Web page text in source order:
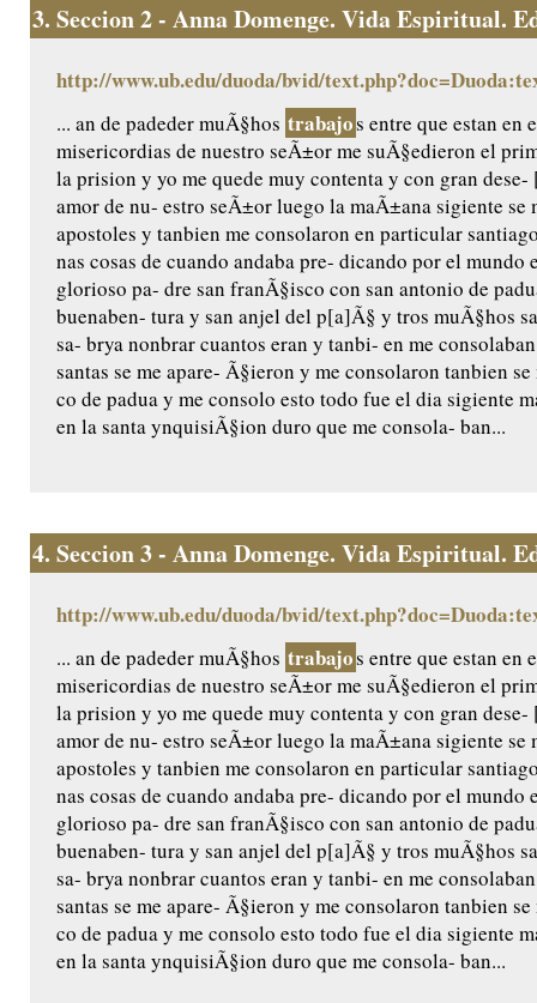
3. Seccion 2 - Anna Domenge. Vida Espiritual.
http://www.ub.edu/duoda/bvid/
... an de padeder muÃ§hos trabajos entre que estan en
misericordias de nuestro seÃ±or me suÃ§edieron el
la prision y yo me quede muy contenta y con gran
amor de nu- estro seÃ±or luego la maÃ±ana sigiente se
apostoles y tanbien me consolaron en particular
nas cosas de cuando andaba pre- dicando por el mundo
glorioso pa- dre san franÃ§isco con san antonio de
buenaben- tura y san anjel del p[a]Ã§ y tros muÃ§hos
sa- brya nonbrar cuantos eran y tanbi- en me
santas se me apare- Ã§ieron y me consolaron tanbien
co de padua y me consolo esto todo fue el dia sigiente
en la santa ynquisiÃ§ion duro que me consola- ban...
4. Seccion 3 - Anna Domenge. Vida Espiritual.
http://www.ub.edu/duoda/bvid/
... an de padeder muÃ§hos trabajos entre que estan en
misericordias de nuestro seÃ±or me suÃ§edieron el
la prision y yo me quede muy contenta y con gran
amor de nu- estro seÃ±or luego la maÃ±ana sigiente se
apostoles y tanbien me consolaron en particular
nas cosas de cuando andaba pre- dicando por el mundo
glorioso pa- dre san franÃ§isco con san antonio de
buenaben- tura y san anjel del p[a]Ã§ y tros muÃ§hos
sa- brya nonbrar cuantos eran y tanbi- en me
santas se me apare- Ã§ieron y me consolaron tanbien
co de padua y me consolo esto todo fue el dia sigiente
en la santa ynquisiÃ§ion duro que me consola- ban...